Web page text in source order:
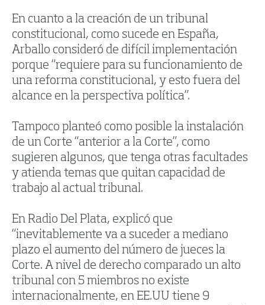
En cuanto a la creación de un tribunal
constitucional, como sucede en España,
Arballo consideró de difícil implementación
porque “requiere para su funcionamiento de
una reforma constitucional, y esto fuera del
alcance en la perspectiva política”.
Tampoco planteó como posible la instalación
de un Corte “anterior a la Corte”, como
sugieren algunos, que tenga otras facultades
y atienda temas que quitan capacidad de
trabajo al actual tribunal.
En Radio Del Plata, explicó que
“inevitablemente va a suceder a mediano
plazo el aumento del número de jueces la
Corte. A nivel de derecho comparado un alto
tribunal con 5 miembros no existe
internacionalmente, en EE.UU tiene 9